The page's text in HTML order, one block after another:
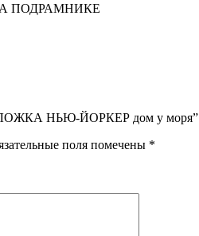
ПОДРАМНИКЕ
НЬЮ-ЙОРКЕР дом у моря”
поля помечены *